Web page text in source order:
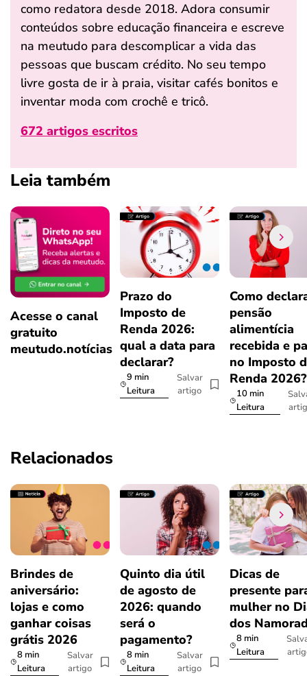
como redatora desde 2018. Adora consumir
conteúdos sobre educação financeira e escreve
na meutudo para descomplicar a vida das
pessoas que buscam crédito. No seu tempo
livre gosta de ir à praia, visitar cafés bonitos e
inventar moda com crochê e tricô.
672 artigos escritos
Leia também
Acesse o canal
gratuito
meutudo.notícias
Prazo do
Imposto de
Renda 2026:
qual a data para
declarar?
9 min
Leitura
Salvar
artigo
Como
pensão
alimentícia
recebida e
no Imposto
Renda
10 min
Leitura
Relacionados
Brindes de
aniversário:
lojas e como
ganhar coisas
grátis 2026
8 min
Leitura
Salvar
artigo
Quinto dia útil
de agosto de
2026: quando
será o
pagamento?
8 min
Leitura
Salvar
artigo
Dicas de
presente
mulher no
dos
8 min
Leitura